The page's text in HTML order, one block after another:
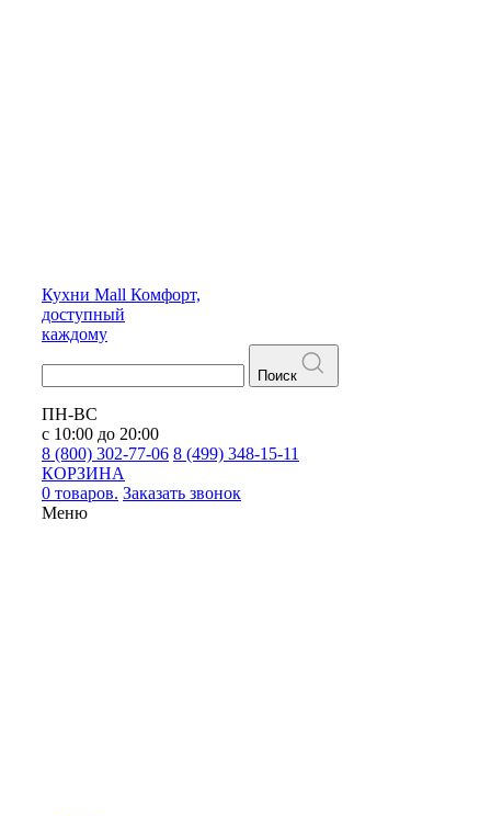
Кухни Mall Комфорт,
доступный
каждому
Поиск
ПН-ВС
с 10:00 до 20:00
8 (800) 302-77-06 8 (499) 348-15-11
КОРЗИНА
0 товаров. Заказать звонок
Меню